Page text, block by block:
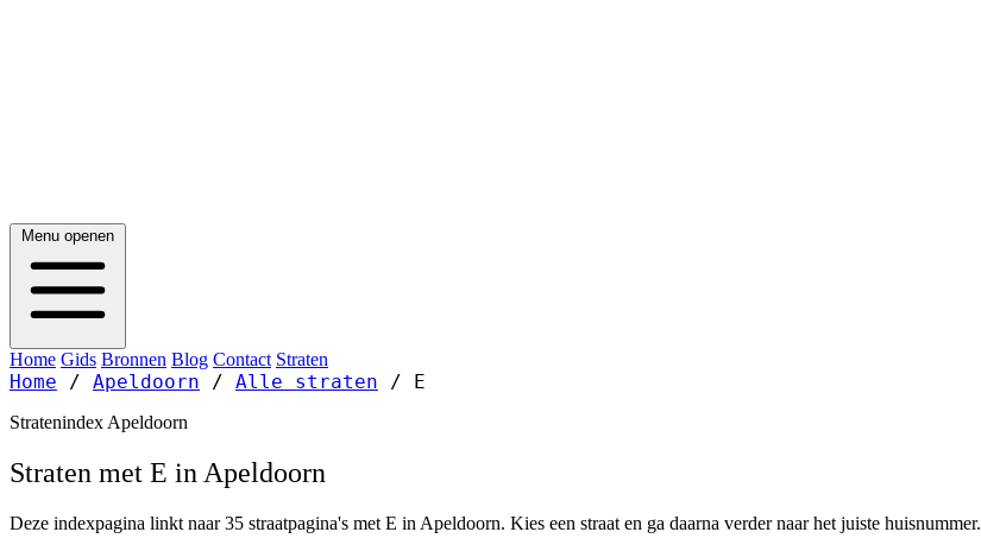
Menu openen
Home Gids Bronnen Blog Contact Straten
Home / Apeldoorn / Alle straten / E
Stratenindex Apeldoorn
Straten met E in Apeldoorn
Deze indexpagina linkt naar 35 straatpagina's met E in Apeldoorn. Kies een straat en ga daarna verder naar het juiste huisnummer.